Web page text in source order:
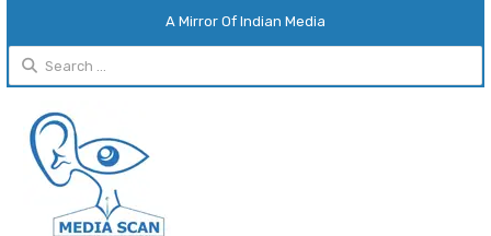
A Mirror Of Indian Media
Search
for: